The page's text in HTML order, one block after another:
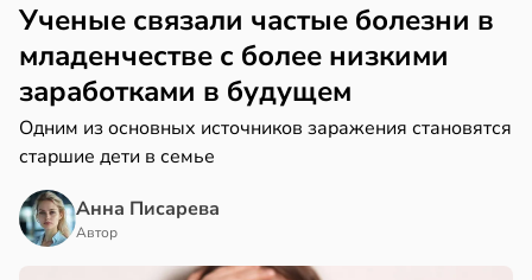
Ученые связали частые болезни в
младенчестве с более низкими
заработками в будущем
Одним из основных источников заражения становятся
старшие дети в семье
Анна Писарева
Автор